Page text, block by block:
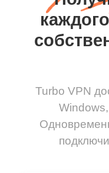
Turbo VPN